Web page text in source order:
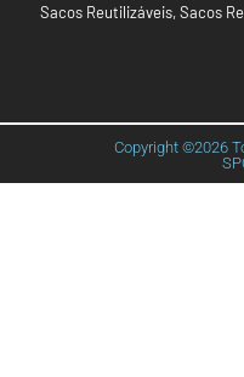
Sacos Reutilizáveis,Sacos
Copyright ©2026